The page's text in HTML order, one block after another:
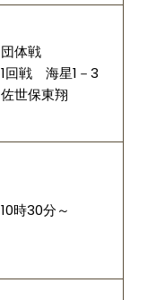
団体戦
1回戦 海星1－3
佐世保東翔
10時30分～